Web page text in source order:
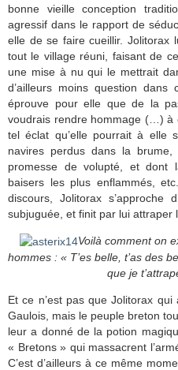
bonne vieille conception
agressif dans le rapport de
elle de se faire cueillir. Jolitorax
tout le village réuni, faisant de
une mise à nu qui le mettrait
d’ailleurs moins question dans
éprouve pour elle que de la
voudrais rendre hommage (…) à
tel éclat qu’elle pourrait à elle
navires perdus dans la
promesse de volupté, et dont
baisers les plus enflammés,
discours, Jolitorax s’approche
subjuguée, et finit par lui attraper
Voilà comment on
hommes : « T’es belle, t’as des
que je
Et ce n’est pas que Jolitorax
Gaulois, mais le peuple breton
leur a donné de la potion
« Bretons » qui massacrent
C’est d’ailleurs à ce même